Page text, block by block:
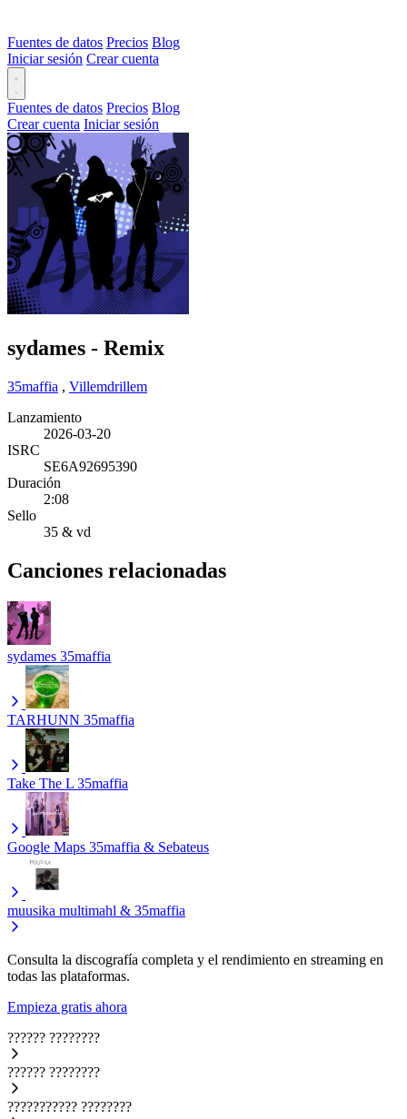
Fuentes de datos Precios Blog
Iniciar sesión Crear cuenta
Fuentes de datos Precios Blog
Crear cuenta Iniciar sesión
sydames - Remix
35maffia , Villemdrillem
Lanzamiento
2026-03-20
ISRC
SE6A92695390
Duración
2:08
Sello
35 & vd
Canciones relacionadas
sydames 35maffia
TARHUNN 35maffia
Take The L 35maffia
Google Maps 35maffia & Sebateus
muusika multimahl & 35maffia
Consulta la discografía completa y el rendimiento en streaming en
todas las plataformas.
Empieza gratis ahora
?????? ????????
?????? ????????
??????????? ????????